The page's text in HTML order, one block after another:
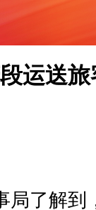
运送旅
了解到